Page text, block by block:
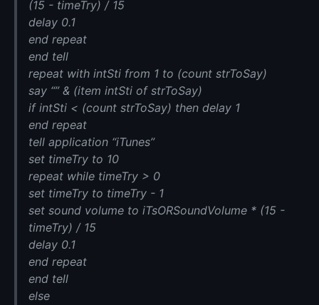
(15 - timeTry) / 15
delay 0.1
end repeat
end tell
repeat with intSti from 1 to (count strToSay)
say “” & (item intSti of strToSay)
if intSti < (count strToSay) then delay 1
end repeat
tell application “iTunes”
set timeTry to 10
repeat while timeTry > 0
set timeTry to timeTry - 1
set sound volume to iTsORSoundVolume * (15 -
timeTry) / 15
delay 0.1
end repeat
end tell
else